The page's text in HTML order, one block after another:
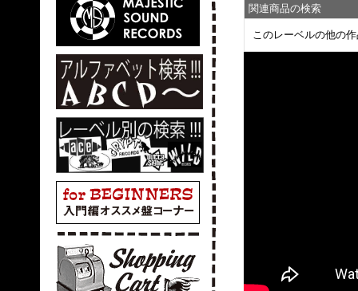
関連商品の検索
このレーベルの他の